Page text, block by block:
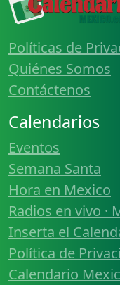
Políticas de
Quiénes Somos
Contáctenos
Calendarios
Eventos
Semana Santa
Hora en Mexico
Radios en vivo ·
Inserta el
Política de
Calendario